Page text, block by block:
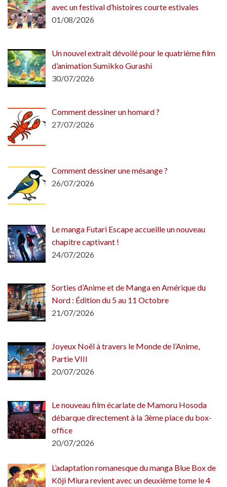
avec un festival d’histoires courte estivales
01/08/2026
Un nouvel extrait dévoilé pour le quatrième film
d’animation Sumikko Gurashi
30/07/2026
Comment dessiner un homard ?
27/07/2026
Comment dessiner une mésange ?
26/07/2026
Le manga Futari Escape accueille un nouveau
chapitre captivant !
24/07/2026
Sorties d’Anime et de Manga en Amérique du
Nord : Édition du 5 au 11 Octobre
21/07/2026
Joyeux Noël à travers le Monde de l’Anime,
Partie VIII
20/07/2026
Le nouveau film écarlate de Mamoru Hosoda
débarque directement à la 3ème place du box-
office
20/07/2026
L’adaptation romanesque du manga Blue Box de
Kōji Miura revient avec un deuxième tome le 4